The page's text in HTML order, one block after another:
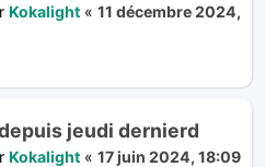
Kokalight « 11 décembre 2024,
jeudi dernierd
Kokalight « 17 juin 2024, 18:09